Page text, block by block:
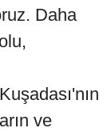
Daha
ve